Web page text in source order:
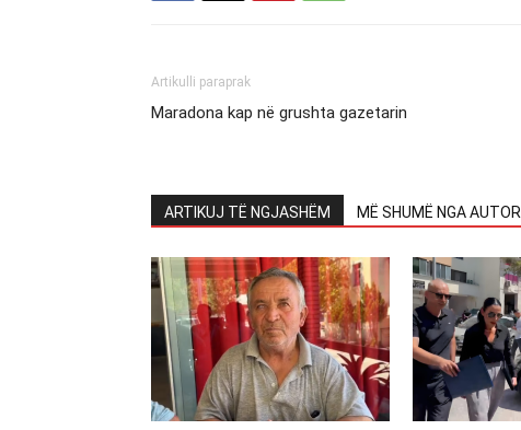
Artikulli paraprak
Maradona kap në grushta gazetarin
ARTIKUJ TË NGJASHËM MË SHUMË NGA AUTORI